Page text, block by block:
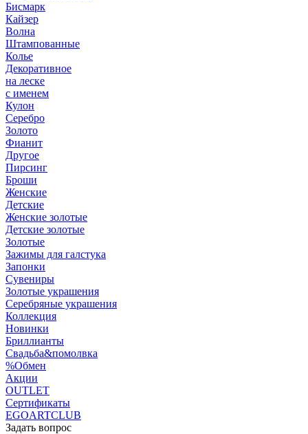
Бисмарк
Кайзер
Волна
Штампованные
Колье
Декоративное
на леске
с именем
Кулон
Серебро
Золото
Фианит
Другое
Пирсинг
Броши
Женские
Детские
Женские золотые
Детские золотые
Золотые
Зажимы для галстука
Запонки
Сувениры
Золотые украшения
Серебряные украшения
Коллекция
Новинки
Бриллианты
Свадьба&помолвка
%Обмен
Акции
OUTLET
Сертификаты
EGOARTCLUB
Задать вопрос